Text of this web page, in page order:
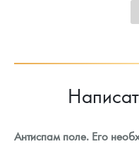
Антиспам поле. Его